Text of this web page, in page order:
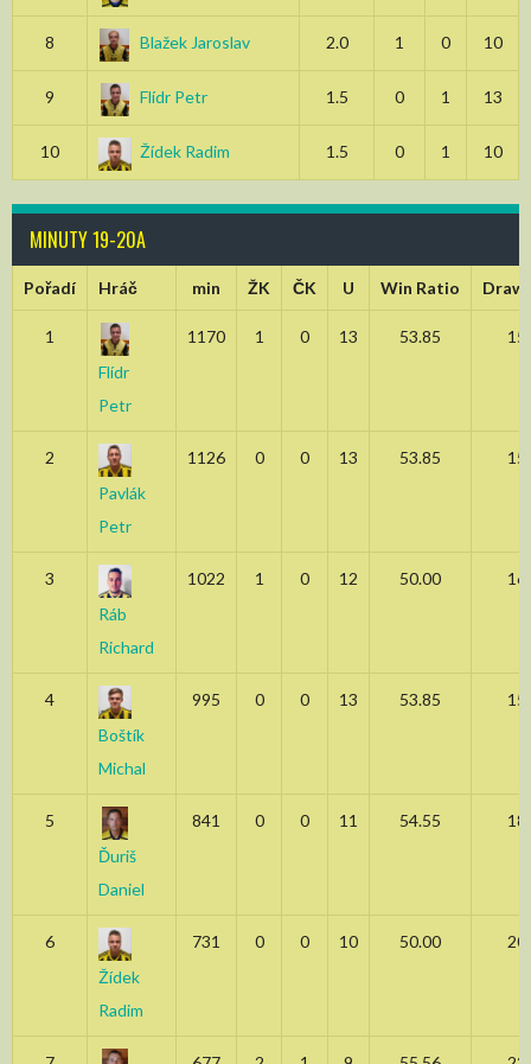
8 Blažek Jaroslav 2.0 1 0 10
9 Flídr Petr 1.5 0 1 13
10 Žídek Radim 1.5 0 1 10
MINUTY 19-20A
Pořadí Hráč min ŽK ČK U Win Ratio Draw
1
Flídr
Petr
1170 1 0 13 53.85
2
Pavlák
Petr
1126 0 0 13 53.85
3
Ráb
Richard
1022 1 0 12 50.00
4
Boštík
Michal
995 0 0 13 53.85
5
Ďuriš
Daniel
841 0 0 11 54.55
6
Žídek
Radim
731 0 0 10 50.00